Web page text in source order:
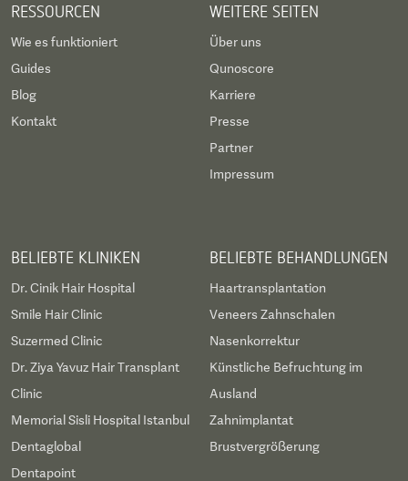
RESSOURCEN
Wie es funktioniert
Guides
Blog
Kontakt
WEITERE SEITEN
Über uns
Qunoscore
Karriere
Presse
Partner
Impressum
BELIEBTE KLINIKEN
Dr. Cinik Hair Hospital
Smile Hair Clinic
Suzermed Clinic
Dr. Ziya Yavuz Hair Transplant
Clinic
Memorial Sisli Hospital Istanbul
Dentaglobal
Dentapoint
BELIEBTE BEHANDLUNGEN
Haartransplantation
Veneers Zahnschalen
Nasenkorrektur
Künstliche Befruchtung im
Ausland
Zahnimplantat
Brustvergrößerung